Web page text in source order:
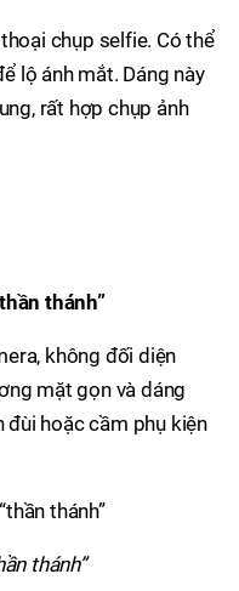
chụp selfie. Có thể
lộ ánh mắt. Dáng này
rất hợp chụp ảnh
thánh”
không đối diện
mặt gọn và dáng
đùi hoặc cầm phụ kiện
thánh”